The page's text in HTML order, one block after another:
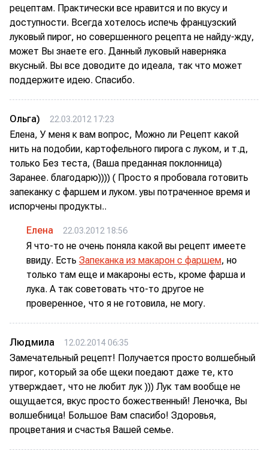
рецептам. Практически все нравится и по вкусу и
доступности. Всегда хотелось испечь французский
луковый пирог, но совершенного рецепта не найду-жду,
может Вы знаете его. Данный луковый наверняка
вкусный. Вы все доводите до идеала, так что может
поддержите идею. Спасибо.
Ольга) 22.03.2012 17:23
Елена, У меня к вам вопрос, Можно ли Рецепт какой
нить на подобии, картофельного пирога с луком, и т.д,
только Без теста, (Ваша преданная поклонница)
Заранее. благодарю)))) ( Просто я пробовала готовить
запеканку с фаршем и луком. увы потраченное время и
испорчены продукты..
Елена 22.03.2012 18:56
Я что-то не очень поняла какой вы рецепт имеете
ввиду. Есть Запеканка из макарон с фаршем, но
только там еще и макароны есть, кроме фарша и
лука. А так советовать что-то другое не
проверенное, что я не готовила, не могу.
Людмила 12.02.2014 06:35
Замечательный рецепт! Получается просто волшебный
пирог, который за обе щеки поедают даже те, кто
утверждает, что не любит лук ))) Лук там вообще не
ощущается, вкус просто божественный! Леночка, Вы
волшебница! Большое Вам спасибо! Здоровья,
процветания и счастья Вашей семье.